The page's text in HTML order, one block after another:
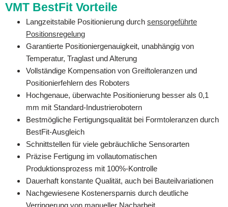
VMT BestFit Vorteile
Langzeitstabile Positionierung durch sensorgeführte
Positionsregelung
Garantierte Positioniergenauigkeit, unabhängig von
Temperatur, Traglast und Alterung
Vollständige Kompensation von Greiftoleranzen und
Positionierfehlern des Roboters
Hochgenaue, überwachte Positionierung besser als 0,1
mm mit Standard-Industrierobotern
Bestmögliche Fertigungsqualität bei Formtoleranzen durch
BestFit-Ausgleich
Schnittstellen für viele gebräuchliche Sensorarten
Präzise Fertigung im vollautomatischen
Produktionsprozess mit 100%-Kontrolle
Dauerhaft konstante Qualität, auch bei Bauteilvariationen
Nachgewiesene Kostenersparnis durch deutliche